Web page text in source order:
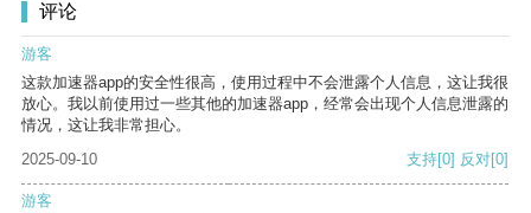
评论
游客
这款加速器app的安全性很高，使用过程中不会泄露个人信息，这让我很
放心。我以前使用过一些其他的加速器app，经常会出现个人信息泄露的
情况，这让我非常担心。
2025-09-10
支持[0] 反对[0]
游客